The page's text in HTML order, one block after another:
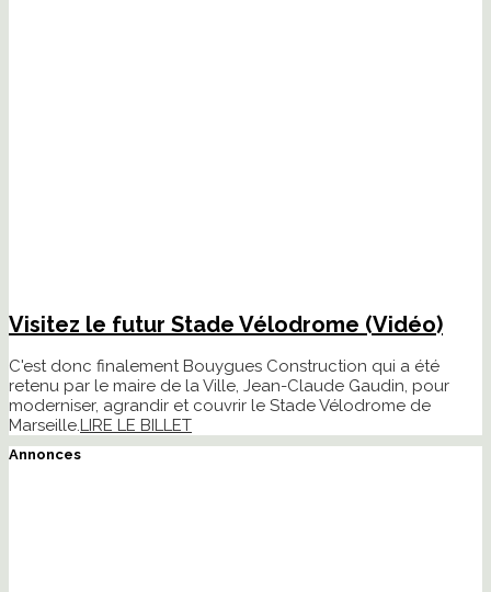
Visitez le futur Stade Vélodrome (Vidéo)
C'est donc finalement Bouygues Construction qui a été
retenu par le maire de la Ville, Jean-Claude Gaudin, pour
moderniser, agrandir et couvrir le Stade Vélodrome de
Marseille. LIRE LE BILLET
Annonces